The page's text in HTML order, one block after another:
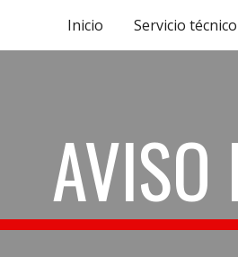
Skip to main content
Inicio Servicio técnico
AVISO